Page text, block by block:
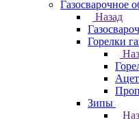
Газосварочное
Назад
Горелки
Зипы